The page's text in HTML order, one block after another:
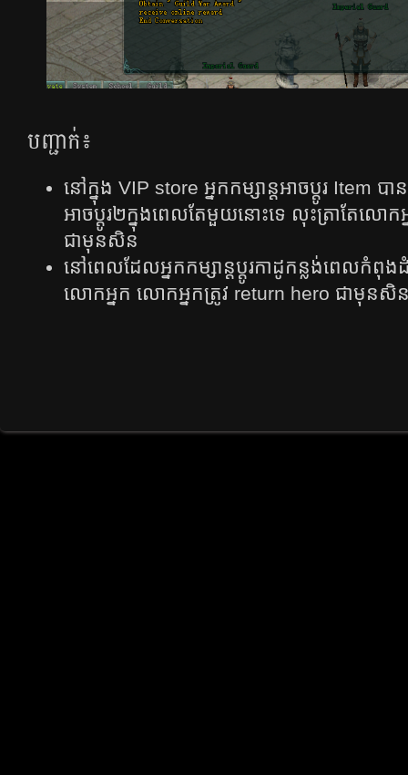
បញ្ជាក់៖
នៅក្នុង​ VIP store អ្នក​កម្សាន្ត​អាច​ប្តូរ​​ Item ប
អាច​ប្តូរ​២ក្នុង​ពេល​តែ​មួយ​នោះ​ទេ​ លុះ​ត្រា​តែ​លោក​អ្
ជាមុន​សិន​​​
នៅ​ពេល​ដែល​អ្នក​កម្សាន្ត​ប្តូរ​កាដូ​កន្លង់​ពេល​កំពុង​
លោក​អ្នក​ លោក​អ្នក​ត្រូវ​ return hero ជា​មុន​សិ